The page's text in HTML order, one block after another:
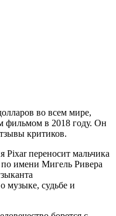
во всем мире,
фильмом в 2018 году. Он
критиков.
переносит мальчика
имени Мигель Ривера
музыке, судьбе и